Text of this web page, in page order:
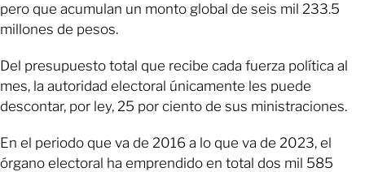
pero que acumulan un monto global de seis mil 233.5
millones de pesos.
Del presupuesto total que recibe cada fuerza política al
mes, la autoridad electoral únicamente les puede
descontar, por ley, 25 por ciento de sus ministraciones.
En el periodo que va de 2016 a lo que va de 2023, el
órgano electoral ha emprendido en total dos mil 585